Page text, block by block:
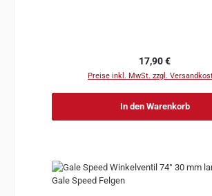
Regulärer Preis:
17,90 €
Preise inkl. MwSt. zzgl.
In den Warenkorb